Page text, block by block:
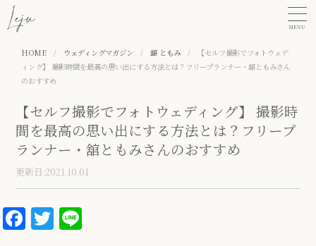
MENU
HOME / ウェディングマガジン / 舘 ともみ /
【セルフ撮影でフォトウェデ
ィング】 撮影時間を最高の思い出にする方法とは？フリープランナー・舘ともみさん
のおすすめ
【セルフ撮影でフォトウェディング】 撮影時
間を最高の思い出にする方法とは？フリープ
ランナー・舘ともみさんのおすすめ
更新日:2021.10.01
Facebook
Twitter